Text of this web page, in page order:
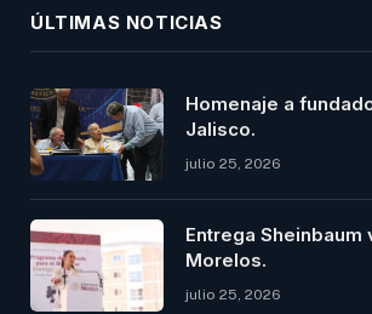
ÚLTIMAS NOTICIAS
Homenaje a
Jalisco.
julio 25, 2026
Entrega Sheinbaum
Morelos.
julio 25, 2026